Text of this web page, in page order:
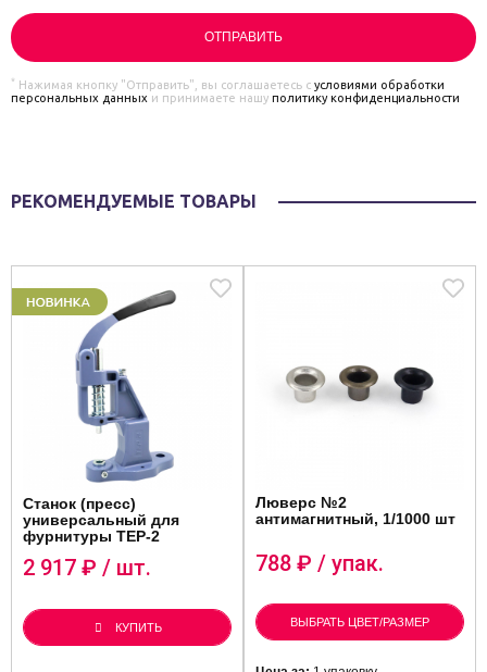
* Нажимая кнопку "Отправить", вы соглашаетесь с условиями обработки
персональных данных и принимаете нашу политику конфиденциальности
РЕКОМЕНДУЕМЫЕ ТОВАРЫ
Станок (пресс)
универсальный для
фурнитуры ТЕР-2
2 917 ₽ / шт.
КУПИТЬ
Люверс №2
антимагнитный, 1/1000 шт
788 ₽ / упак.
ВЫБРАТЬ ЦВЕТ/РАЗМЕР